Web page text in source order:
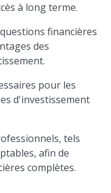
à long terme.
financières
des
pour les
d'investissement
tels
afin de
complètes.